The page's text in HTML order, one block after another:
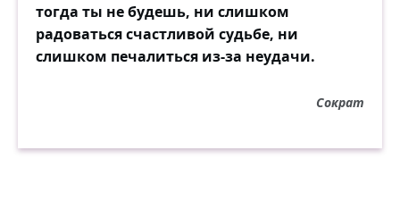
тогда ты не будешь, ни слишком
радоваться счастливой судьбе, ни
слишком печалиться из-за неудачи.
Сократ